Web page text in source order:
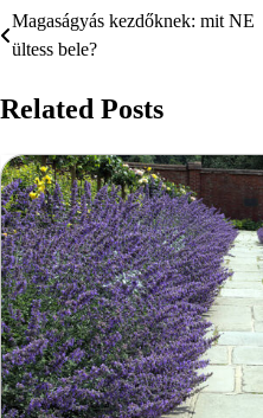
Bejegyzés
Magaságyás kezdőknek: mit NE
ültess bele?
Related Posts